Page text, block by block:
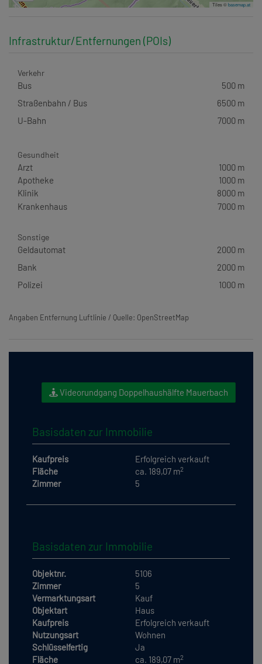
Tiles ©basemap.at
Infrastruktur/Entfernungen (POIs)
Verkehr
Bus
500 m
Straßenbahn / Bus
6500 m
U-Bahn
7000 m
Gesundheit
Arzt
1000 m
Apotheke
1000 m
Klinik
8000 m
Krankenhaus
7000 m
Sonstige
Geldautomat
2000 m
Bank
2000 m
Polizei
1000 m
Angaben Entfernung Luftlinie / Quelle: OpenStreetMap
Videorundgang Doppelhaushälfte Mauerbach
Basisdaten zur Immobilie
Kaufpreis
Erfolgreich verkauft
Fläche
ca. 189,07 m2
Zimmer 5
Basisdaten zur Immobilie
Objektnr.
5106
Zimmer
5
Vermarktungsart
Kauf
Objektart
Haus
Kaufpreis
Erfolgreich verkauft
Nutzungsart
Wohnen
Schlüsselfertig
Ja
Fläche
ca. 189,07 m2